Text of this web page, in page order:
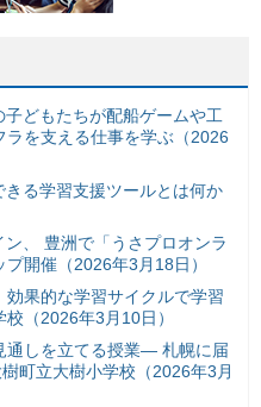
どもたちが配船ゲームや工
を支える仕事を学ぶ（2026
きる学習支援ツールとは何か
、 豊洲で「うさプロオンラ
開催（2026年3月18日）
果的な学習サイクルで学習
（2026年3月10日）
通しを立てる授業— 札幌に届
町立大樹小学校（2026年3月